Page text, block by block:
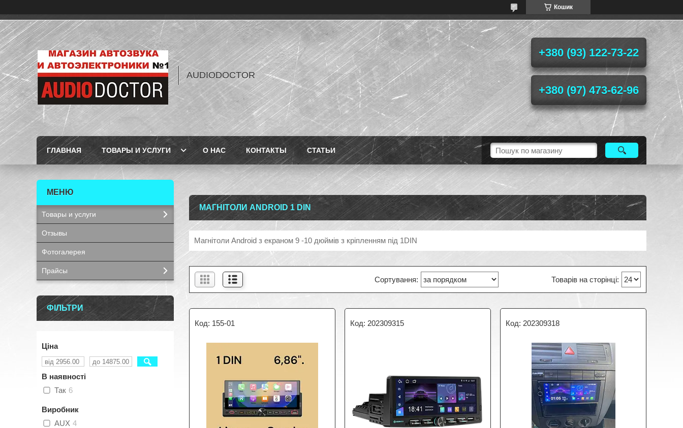
Кошик
AUDIODOCTOR
+380 (93) 122-73-22
+380 (97) 473-62-96
ГЛАВНАЯ ТОВАРЫ И УСЛУГИ О НАС КОНТАКТЫ СТАТЬИ
МАГНІТОЛИ ANDROID 1 DIN
Магнітоли Android з екраном 9 -10 дюймів з кріпленням під 1DIN
155-01 202309315 202309318
Товары и услуги
Отзывы
Фотогалерея
Прайсы
ФІЛЬТРИ
Ціна
В наявності
Так 6
Виробник
AUX 4